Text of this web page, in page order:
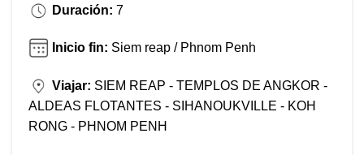
Duración: 7
Inicio fin: Siem reap / Phnom Penh
Viajar: SIEM REAP - TEMPLOS DE ANGKOR -
ALDEAS FLOTANTES - SIHANOUKVILLE - KOH
RONG - PHNOM PENH